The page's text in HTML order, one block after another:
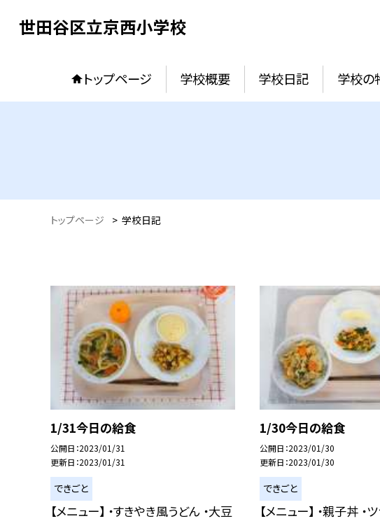
世田谷区立京西小学校
トップページ 学校概要 学校日記 学校の
トップページ > 学校日記
1/31今日の給食
公開日 2023/01/31
更新日 2023/01/31
できごと
【メニュー】 ・すきやき風うどん ・大豆
1/30今日の給食
公開日 2023/01/30
更新日 2023/01/30
できごと
【メニュー】 ・親子丼 ・